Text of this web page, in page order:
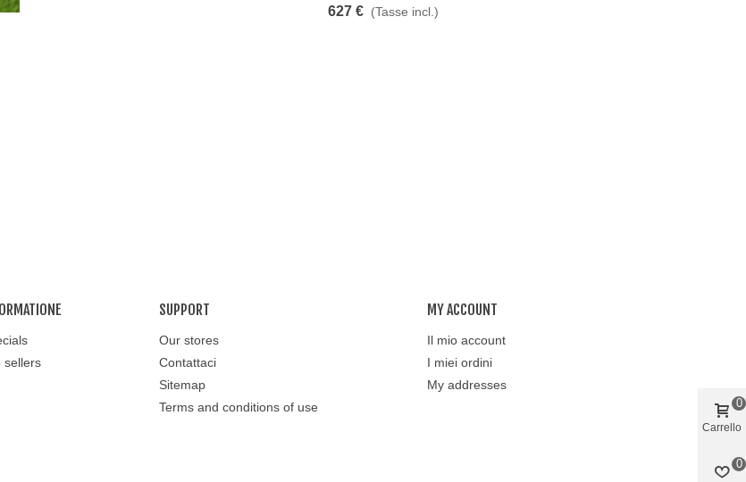
627 € (Tasse incl.)
sellers
SUPPORT
Our stores
Contattaci
Sitemap
Terms and conditions of use
MY ACCOUNT
Il mio account
I miei ordini
My addresses
Carrello
0
0